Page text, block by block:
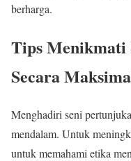
berharga.
Tips Menikmati
Secara
Menghadiri seni
mendalam. Untuk
untuk memahami etika